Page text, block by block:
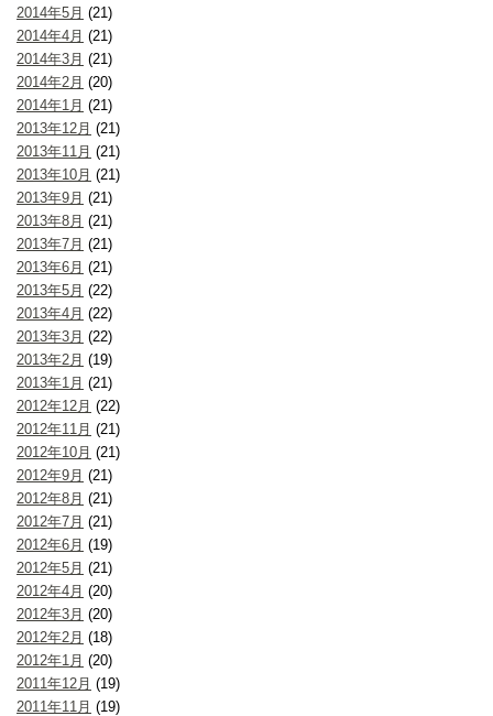
2014年5月 (21)
2014年4月 (21)
2014年3月 (21)
2014年2月 (20)
2014年1月 (21)
2013年12月 (21)
2013年11月 (21)
2013年10月 (21)
2013年9月 (21)
2013年8月 (21)
2013年7月 (21)
2013年6月 (21)
2013年5月 (22)
2013年4月 (22)
2013年3月 (22)
2013年2月 (19)
2013年1月 (21)
2012年12月 (22)
2012年11月 (21)
2012年10月 (21)
2012年9月 (21)
2012年8月 (21)
2012年7月 (21)
2012年6月 (19)
2012年5月 (21)
2012年4月 (20)
2012年3月 (20)
2012年2月 (18)
2012年1月 (20)
2011年12月 (19)
2011年11月 (19)